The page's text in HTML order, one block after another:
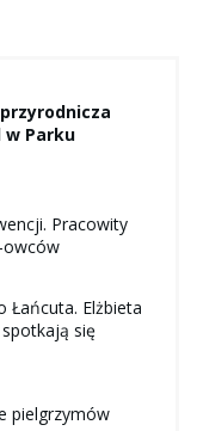
w Parku
Pracowity
owców
Łańcuta. Elżbieta
się
pielgrzymów